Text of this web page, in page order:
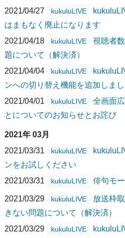
2021/04/27
kukuluLIVE
はまもなく廃止になります
2021/04/18
kukuluLIVE
視聴者
題について（解決済）
2021/04/04
kukuluLIVE
ンへの切り替え機能を追加しま
2021/04/01
kukuluLIVE
全画面
とについてのお知らせとお詫び
2021年 03月
2021/03/31
kukuluLIVE
ンをお試しください
2021/03/31
kukuluLIVE 俳句モ
2021/03/29 kukuluLIVE
放送枠
きない問題について（解決済）
2021/03/29
kukuluLIVE